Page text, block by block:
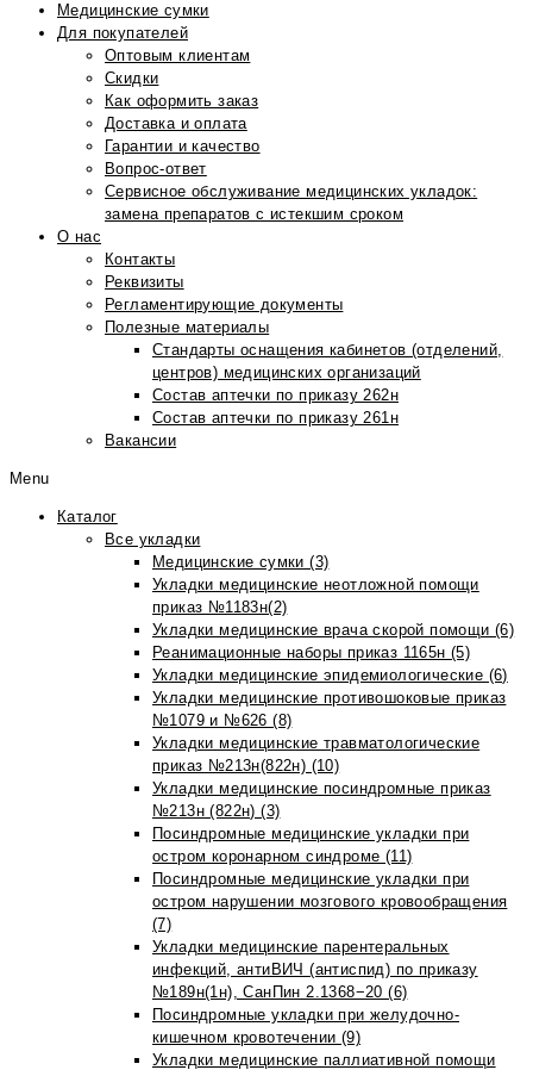
Медицинские сумки
Для покупателей
Оптовым клиентам
Скидки
Как оформить заказ
Доставка и оплата
Гарантии и качество
Вопрос-ответ
Сервисное обслуживание медицинских укладок:
замена препаратов с истекшим сроком
О нас
Контакты
Реквизиты
Регламентирующие документы
Полезные материалы
Стандарты оснащения кабинетов (отделений,
центров) медицинских организаций
Состав аптечки по приказу 262н
Состав аптечки по приказу 261н
Вакансии
Menu
Каталог
Все укладки
Медицинские сумки (3)
Укладки медицинские неотложной помощи
приказ №1183н(2)
Укладки медицинские врача скорой помощи (6)
Реанимационные наборы приказ 1165н (5)
Укладки медицинские эпидемиологические (6)
Укладки медицинские противошоковые приказ
№1079 и №626 (8)
Укладки медицинские травматологические
приказ №213н(822н) (10)
Укладки медицинские посиндромные приказ
№213н (822н) (3)
Посиндромные медицинские укладки при
остром коронарном синдроме (11)
Посиндромные медицинские укладки при
остром нарушении мозгового кровообращения
(7)
Укладки медицинские парентеральных
инфекций, антиВИЧ (антиспид) по приказу
№189н(1н), СанПин 2.1368−20 (6)
Посиндромные укладки при желудочно-
кишечном кровотечении (9)
Укладки медицинские паллиативной помощи